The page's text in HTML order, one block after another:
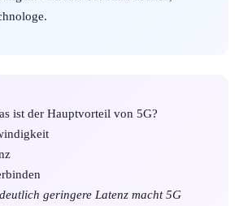
ist der Hauptvorteil von 5G?
geringere Latenz macht 5G